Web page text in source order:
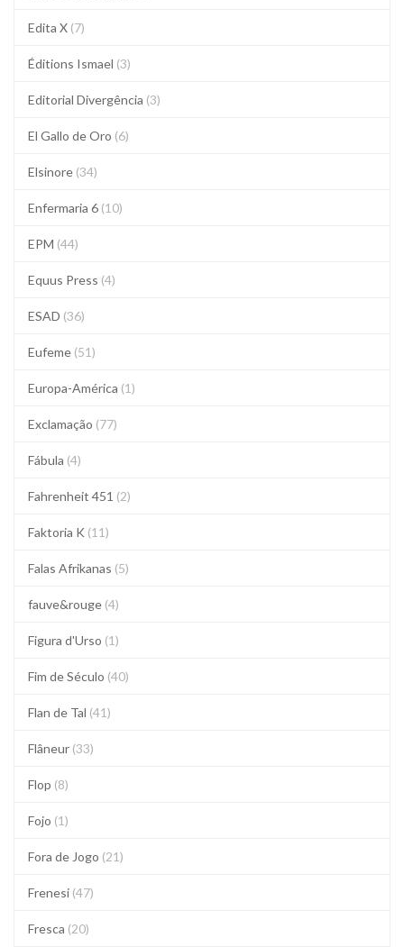
Edita X (7)
Éditions Ismael (3)
Editorial Divergência (3)
El Gallo de Oro (6)
Elsinore (34)
Enfermaria 6 (10)
EPM (44)
Equus Press (4)
ESAD (36)
Eufeme (51)
Europa-América (1)
Exclamação (77)
Fábula (4)
Fahrenheit 451 (2)
Faktoria K (11)
Falas Afrikanas (5)
fauve&rouge (4)
Figura d'Urso (1)
Fim de Século (40)
Flan de Tal (41)
Flâneur (33)
Flop (8)
Fojo (1)
Fora de Jogo (21)
Frenesi (47)
Fresca (20)